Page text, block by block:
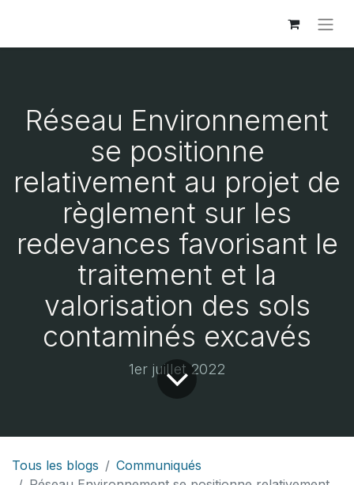
Réseau Environnement
se positionne
relativement au projet de
règlement sur les
redevances favorisant le
traitement et la
valorisation des sols
contaminés excavés
1er juillet 2022
Tous les blogs
Communiqués